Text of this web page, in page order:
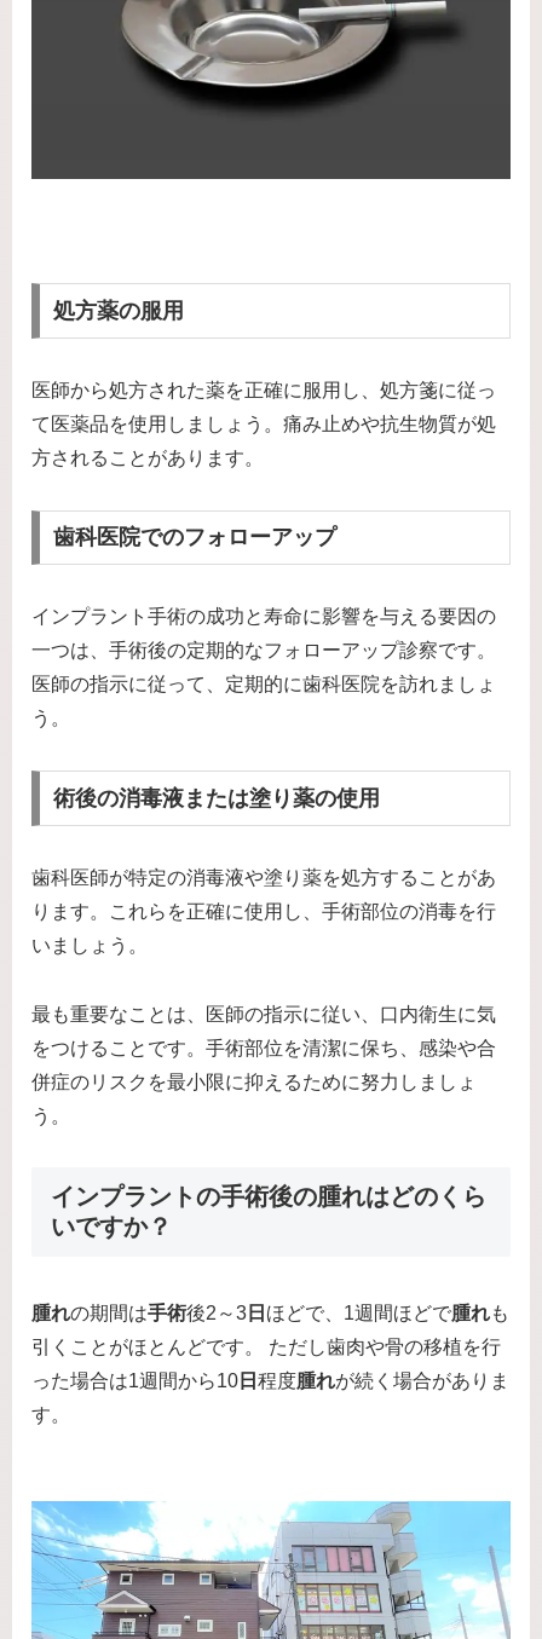
処方薬の服用
医師から処方された薬を正確に服用し、処方箋に従っ
て医薬品を使用しましょう。痛み止めや抗生物質が処
方されることがあります。
歯科医院でのフォローアップ
インプラント手術の成功と寿命に影響を与える要因の
一つは、手術後の定期的なフォローアップ診察です。
医師の指示に従って、定期的に歯科医院を訪れましょ
う。
術後の消毒液または塗り薬の使用
歯科医師が特定の消毒液や塗り薬を処方することがあ
ります。これらを正確に使用し、手術部位の消毒を行
いましょう。
最も重要なことは、医師の指示に従い、口内衛生に気
をつけることです。手術部位を清潔に保ち、感染や合
併症のリスクを最小限に抑えるために努力しましょ
う。
インプラントの手術後の腫れはどのくら
いですか？
腫れの期間は手術後2～3 日 ほどで、1週間ほどで腫れも
引くことがほとんどです。 ただし歯肉や骨の移植を行
った場合は1週間から10 日 程度腫れが続く場合がありま
す。